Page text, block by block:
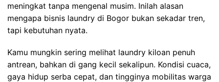
meningkat tanpa mengenal musim. Inilah alasan
mengapa bisnis laundry di Bogor bukan sekadar tren,
tapi kebutuhan nyata.
Kamu mungkin sering melihat laundry kiloan penuh
antrean, bahkan di gang kecil sekalipun. Kondisi cuaca,
gaya hidup serba cepat, dan tingginya mobilitas warga